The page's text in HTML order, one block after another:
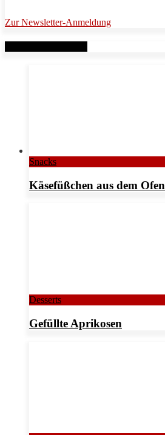
Zur Newsletter-Anmeldung
Snacks
Käsefüßchen aus dem Ofen
Desserts
Gefüllte Aprikosen